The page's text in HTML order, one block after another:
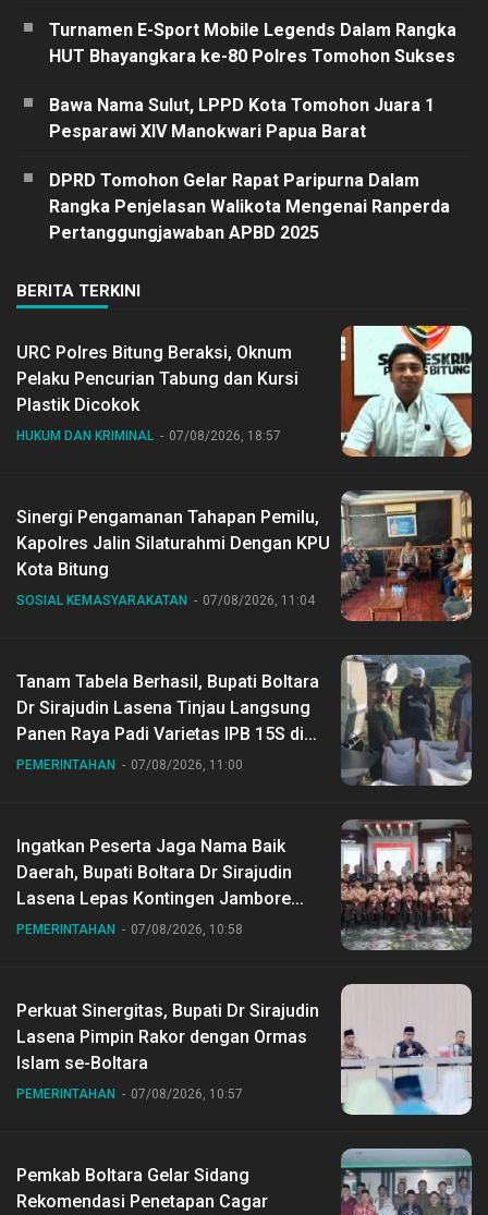
Turnamen E-Sport Mobile Legends Dalam Rangka
HUT Bhayangkara ke-80 Polres Tomohon Sukses
Bawa Nama Sulut, LPPD Kota Tomohon Juara 1
Pesparawi XIV Manokwari Papua Barat
DPRD Tomohon Gelar Rapat Paripurna Dalam
Rangka Penjelasan Walikota Mengenai Ranperda
Pertanggungjawaban APBD 2025
BERITA TERKINI
URC Polres Bitung Beraksi, Oknum
Pelaku Pencurian Tabung dan Kursi
Plastik Dicokok
HUKUM DAN KRIMINAL 07/08/2026, 18:57
Sinergi Pengamanan Tahapan Pemilu,
Kapolres Jalin Silaturahmi Dengan KPU
Kota Bitung
SOSIAL KEMASYARAKATAN 07/08/2026, 11:04
Tanam Tabela Berhasil, Bupati Boltara
Dr Sirajudin Lasena Tinjau Langsung
Panen Raya Padi Varietas IPB 15S di
Desa Gihang
PEMERINTAHAN 07/08/2026, 11:00
Ingatkan Peserta Jaga Nama Baik
Daerah, Bupati Boltara Dr Sirajudin
Lasena Lepas Kontingen Jambore
Nasional ke XII di Buperta Cibubur
PEMERINTAHAN 07/08/2026, 10:58
Perkuat Sinergitas, Bupati Dr Sirajudin
Lasena Pimpin Rakor dengan Ormas
Islam se-Boltara
PEMERINTAHAN 07/08/2026, 10:57
Pemkab Boltara Gelar Sidang
Rekomendasi Penetapan Cagar